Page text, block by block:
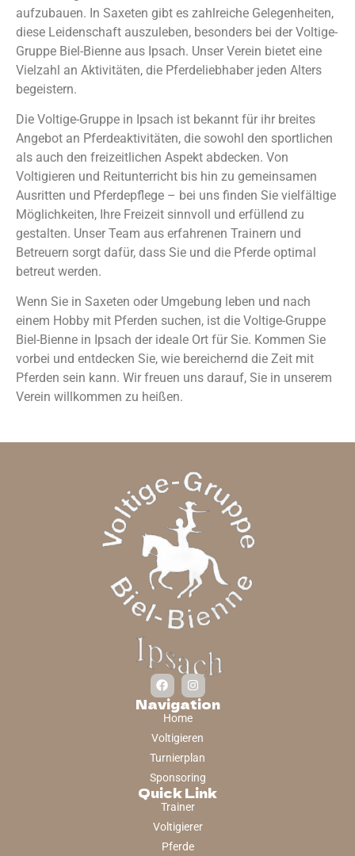
aufzubauen. In Saxeten gibt es zahlreiche Gelegenheiten,
diese Leidenschaft auszuleben, besonders bei der Voltige-
Gruppe Biel-Bienne aus Ipsach. Unser Verein bietet eine
Vielzahl an Aktivitäten, die Pferdeliebhaber jeden Alters
begeistern.
Die Voltige-Gruppe in Ipsach ist bekannt für ihr breites
Angebot an Pferdeaktivitäten, die sowohl den sportlichen
als auch den freizeitlichen Aspekt abdecken. Von
Voltigieren und Reitunterricht bis hin zu gemeinsamen
Ausritten und Pferdepflege – bei uns finden Sie vielfältige
Möglichkeiten, Ihre Freizeit sinnvoll und erfüllend zu
gestalten. Unser Team aus erfahrenen Trainern und
Betreuern sorgt dafür, dass Sie und die Pferde optimal
betreut werden.
Wenn Sie in Saxeten oder Umgebung leben und nach
einem Hobby mit Pferden suchen, ist die Voltige-Gruppe
Biel-Bienne in Ipsach der ideale Ort für Sie. Kommen Sie
vorbei und entdecken Sie, wie bereichernd die Zeit mit
Pferden sein kann. Wir freuen uns darauf, Sie in unserem
Verein willkommen zu heißen.
Navigation
Home
Voltigieren
Turnierplan
Sponsoring
Quick Link
Trainer
Voltigierer
Pferde